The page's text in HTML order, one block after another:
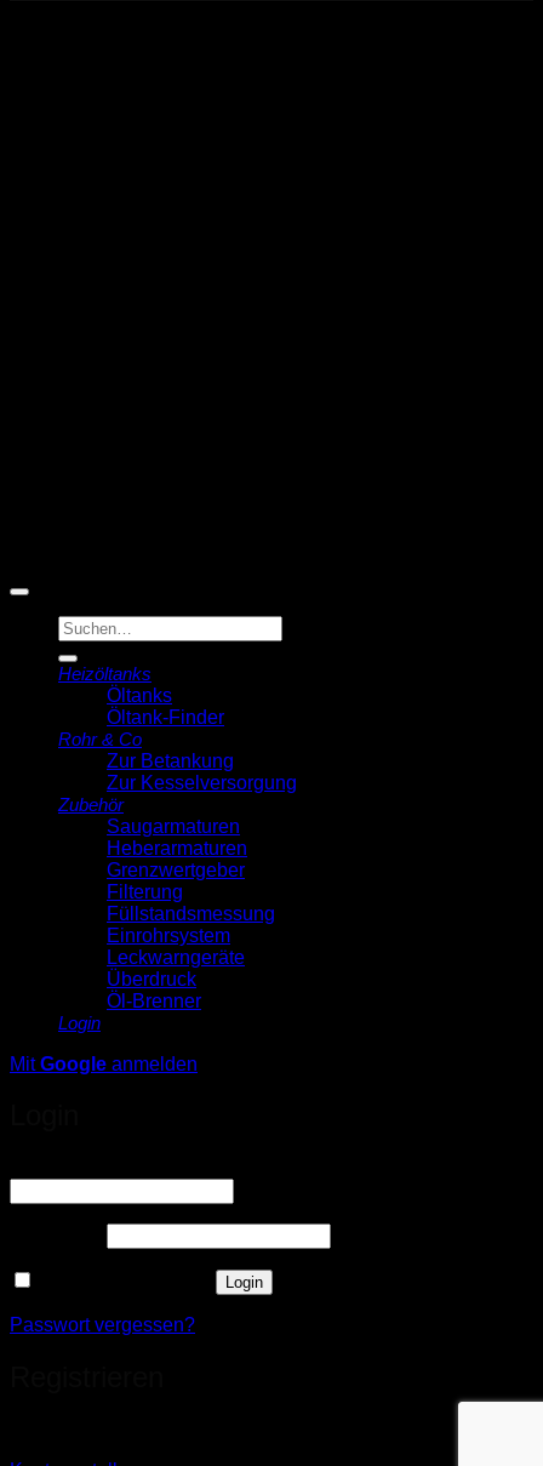
Suche
nach:
Heizöltanks
Öltanks
Öltank-Finder
Rohr & Co
Zur Betankung
Zur Kesselversorgung
Zubehör
Saugarmaturen
Heberarmaturen
Grenzwertgeber
Filterung
Füllstandsmessung
Einrohrsystem
Leckwarngeräte
Überdruck
Öl-Brenner
Login
MitGoogle anmelden
Login
Passwort vergessen?